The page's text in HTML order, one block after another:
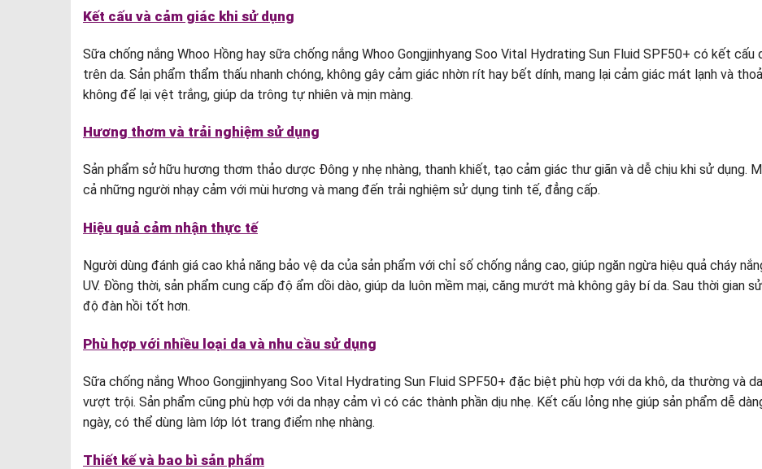
Kết cấu và cảm giác khi sử dụng
Sữa chống nắng Whoo Hồng hay sữa chống nắng Whoo Gongjinhyang Soo Vital Hydrating Sun Fluid SPF50+ có kết
trên da. Sản phẩm thẩm thấu nhanh chóng, không gây cảm giác nhờn rít hay bết dính, mang lại cảm giác mát lạnh và
không để lại vệt trắng, giúp da trông tự nhiên và mịn màng.
Hương thơm và trải nghiệm sử dụng
Sản phẩm sở hữu hương thơm thảo dược Đông y nhẹ nhàng, thanh khiết, tạo cảm giác thư giãn và dễ chịu khi sử dụng.
cả những người nhạy cảm với mùi hương và mang đến trải nghiệm sử dụng tinh tế, đẳng cấp.
Hiệu quả cảm nhận thực tế
Người dùng đánh giá cao khả năng bảo vệ da của sản phẩm với chỉ số chống nắng cao, giúp ngăn ngừa hiệu quả cháy
UV. Đồng thời, sản phẩm cung cấp độ ẩm dồi dào, giúp da luôn mềm mại, căng mướt mà không gây bí da. Sau thời gian
độ đàn hồi tốt hơn.
Phù hợp với nhiều loại da và nhu cầu sử dụng
Sữa chống nắng Whoo Gongjinhyang Soo Vital Hydrating Sun Fluid SPF50+ đặc biệt phù hợp với da khô, da thường và
vượt trội. Sản phẩm cũng phù hợp với da nhạy cảm vì có các thành phần dịu nhẹ. Kết cấu lỏng nhẹ giúp sản phẩm dễ
ngày, có thể dùng làm lớp lót trang điểm nhẹ nhàng.
Thiết kế và bao bì sản phẩm